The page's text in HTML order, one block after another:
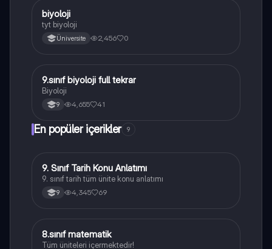
BBiyoloji
biyoloji
tyt biyoloji
Üniversite 2,456 0
Biyoloji
9.sınıf biyoloji full tekrar
Biyoloji
9 4,655 41
En popüler içerikler 9
Tarih
9. Sınıf Tarih Konu Anlatımı
9. sınıf tarih tüm ünite konu anlatımı
9 4,345 69
Matematik
8.sınıf matematik
Tüm üniteleri içermektedir!